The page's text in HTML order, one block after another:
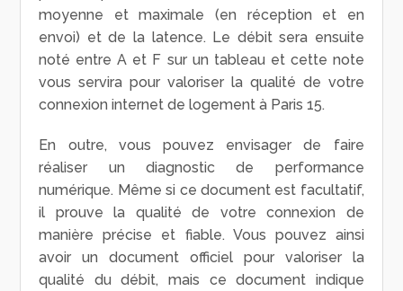
moyenne et maximale (en réception et en
envoi) et de la latence. Le débit sera ensuite
noté entre A et F sur un tableau et cette note
vous servira pour valoriser la qualité de votre
connexion internet de logement à Paris 15.
En outre, vous pouvez envisager de faire
réaliser un diagnostic de performance
numérique. Même si ce document est facultatif,
il prouve la qualité de votre connexion de
manière précise et fiable. Vous pouvez ainsi
avoir un document officiel pour valoriser la
qualité du débit, mais ce document indique